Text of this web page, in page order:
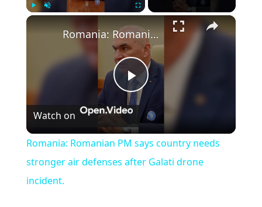
×
P
l
a
Romania: Romanian PM says country needs stronger air defenses after Galati drone incident.
Watch on
Romania: Romanian PM says country needs
stronger air defenses after Galati drone
incident.